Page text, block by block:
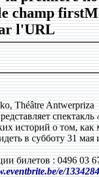
champ
l'URL
Théâtre Antwerpriza
спектакль
историй о том,
в субботу 31 мая
билетов : ‪0496 03
e/